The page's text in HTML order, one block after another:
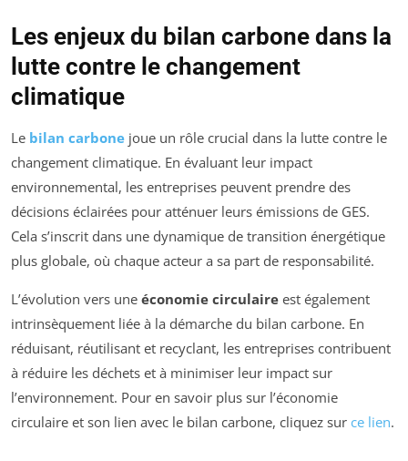
Les enjeux du bilan carbone dans la
lutte contre le changement
climatique
Le bilan carbone joue un rôle crucial dans la lutte contre le
changement climatique. En évaluant leur impact
environnemental, les entreprises peuvent prendre des
décisions éclairées pour atténuer leurs émissions de GES.
Cela s’inscrit dans une dynamique de transition énergétique
plus globale, où chaque acteur a sa part de responsabilité.
L’évolution vers une économie circulaire est également
intrinsèquement liée à la démarche du bilan carbone. En
réduisant, réutilisant et recyclant, les entreprises contribuent
à réduire les déchets et à minimiser leur impact sur
l’environnement. Pour en savoir plus sur l’économie
circulaire et son lien avec le bilan carbone, cliquez sur ce lien.